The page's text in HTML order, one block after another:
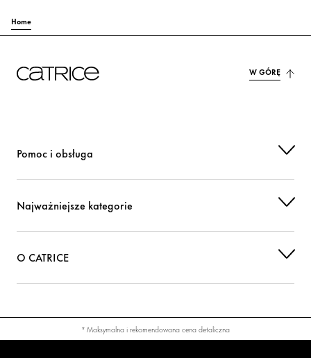
Home
W GÓRĘ
Pomoc i obsługa
Najważniejsze kategorie
O CATRICE
* Maksymalna i rekomendowana cena detaliczna